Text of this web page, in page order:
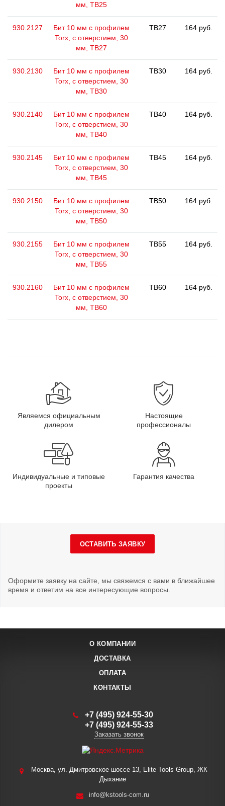
мм, ТВ25
930.2127
Бит 10 мм с профилем
Torx, с отверстием, 30
мм, ТВ27
TB27 164 руб.
930.2130
Бит 10 мм с профилем
Torx, с отверстием, 30
мм, ТВ30
TB30 164 руб.
930.2140
Бит 10 мм с профилем
Torx, с отверстием, 30
мм, ТВ40
TB40 164 руб.
930.2145
Бит 10 мм с профилем
Torx, с отверстием, 30
мм, ТВ45
TB45 164 руб.
930.2150
Бит 10 мм с профилем
Torx, с отверстием, 30
мм, ТВ50
TB50 164 руб.
930.2155
Бит 10 мм с профилем
Torx, с отверстием, 30
мм, ТВ55
TB55 164 руб.
930.2160
Бит 10 мм с профилем
Torx, с отверстием, 30
мм, ТВ60
TB60 164 руб.
Являемся официальным
дилером
Настоящие
профессионалы
Индивидуальные и типовые
проекты
Гарантия качества
ОСТАВИТЬ ЗАЯВКУ
Оформите заявку на сайте, мы свяжемся с вами в ближайшее
время и ответим на все интересующие вопросы.
О КОМПАНИИ
ДОСТАВКА
ОПЛАТА
КОНТАКТЫ
+7 (495) 924-55-30
+7 (495) 924-55-33
Заказать звонок
Москва, ул. Дмитровское шоссе 13, Elite Tools Group, ЖК
Дыхание
info@kstools-com.ru